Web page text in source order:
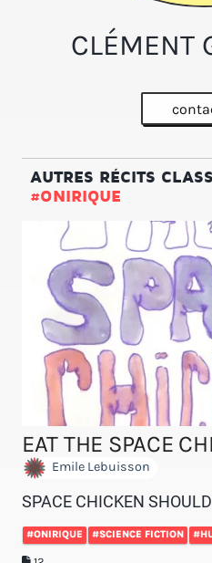
CLÉMENT
AUTRES RÉCITS
#ONIRIQUE
EAT THE SPACE
Emile Lebuisson
SPACE CHICKEN
#ONIRIQUE #SCIENCE FICTION